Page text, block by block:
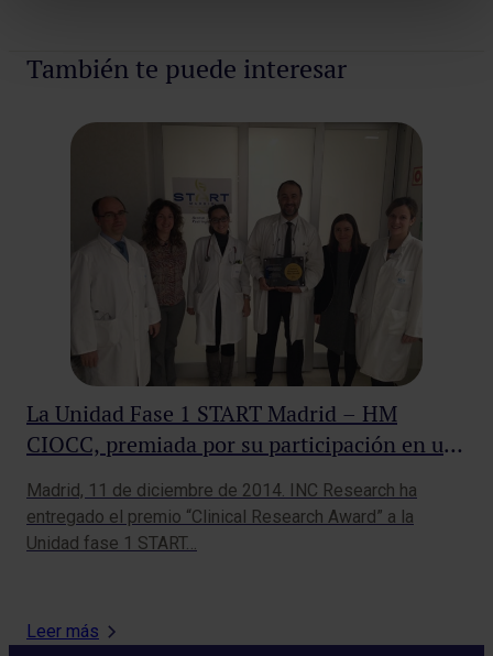
También te puede interesar
La Unidad Fase 1 START Madrid – HM
CIOCC, premiada por su participación en un
malignos
Madrid, 11 de diciembre de 2014. INC Research ha
entregado el premio “Clinical Research Award” a la
Unidad fase 1 START…
Leer más